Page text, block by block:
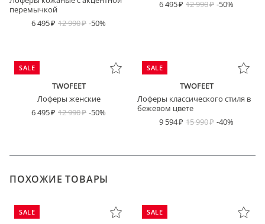
перемычкой
6 495
12 990 -50%
6 495 12 990 -50%
SALE
TWOFEET
Лоферы женские
6 495
12 990 -50%
SALE
TWOFEET
Лоферы классического стиля в
бежевом цвете
9 594
15 990 -40%
ПОХОЖИЕ ТОВАРЫ
SALE SALE